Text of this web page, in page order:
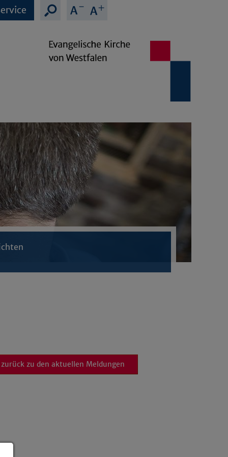
zurück zu den aktuellen Meldungen